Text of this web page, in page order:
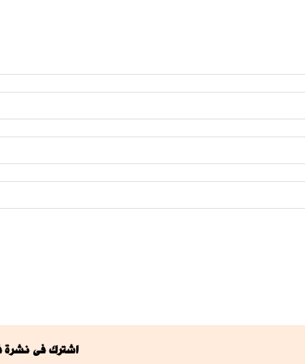
اشترك فى نشرة